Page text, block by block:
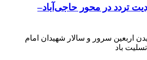
تردد در محور حاجی‌آباد–